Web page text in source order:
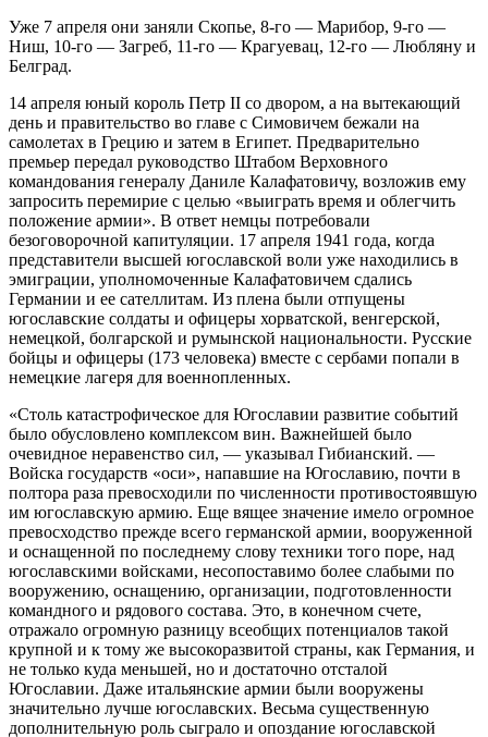
Уже 7 апреля они заняли Скопье, 8-го — Марибор, 9-го —
Ниш, 10-го — Загреб, 11-го — Крагуевац, 12-го — Любляну и
Белград.
14 апреля юный король Петр II со двором, а на вытекающий
день и правительство во главе с Симовичем бежали на
самолетах в Грецию и затем в Египет. Предварительно
премьер передал руководство Штабом Верховного
командования генералу Даниле Калафатовичу, возложив ему
запросить перемирие с целью «выиграть время и облегчить
положение армии». В ответ немцы потребовали
безоговорочной капитуляции. 17 апреля 1941 года, когда
представители высшей югославской воли уже находились в
эмиграции, уполномоченные Калафатовичем сдались
Германии и ее сателлитам. Из плена были отпущены
югославские солдаты и офицеры хорватской, венгерской,
немецкой, болгарской и румынской национальности. Русские
бойцы и офицеры (173 человека) вместе с сербами попали в
немецкие лагеря для военнопленных.
«Столь катастрофическое для Югославии развитие событий
было обусловлено комплексом вин. Важнейшей было
очевидное неравенство сил, — указывал Гибианский. —
Войска государств «оси», напавшие на Югославию, почти в
полтора раза превосходили по численности противостоявшую
им югославскую армию. Еще вящее значение имело огромное
превосходство прежде всего германской армии, вооруженной
и оснащенной по последнему слову техники того поре, над
югославскими войсками, несопоставимо более слабыми по
вооружению, оснащению, организации, подготовленности
командного и рядового состава. Это, в конечном счете,
отражало огромную разницу всеобщих потенциалов такой
крупной и к тому же высокоразвитой страны, как Германия, и
не только куда меньшей, но и достаточно отсталой
Югославии. Даже итальянские армии были вооружены
значительно лучше югославских. Весьма существенную
дополнительную роль сыграло и опоздание югославской